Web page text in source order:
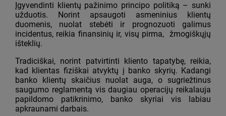
Įgyvendinti klientų pažinimo principo politiką – sunki
užduotis. Norint apsaugoti asmeninius klientų
duomenis, nuolat stebėti ir prognozuoti galimus
incidentus, reikia finansinių ir, visų pirma, žmogiškųjų
išteklių.
Tradiciškai, norint patvirtinti kliento tapatybę, reikia,
kad klientas fiziškai atvyktų į banko skyrių. Kadangi
banko klientų skaičius nuolat auga, o sugriežtinus
saugumo reglamentą vis daugiau operacijų reikalauja
papildomo patikrinimo, banko skyriai vis labiau
apkraunami darbais.